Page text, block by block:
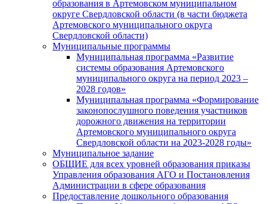
образования в Артемовском муниципальном
округе Свердловской области (в части бюджета
Артемовского муниципального округа
Свердловской области)
Муниципальные программы
Муниципальная программа «Развитие
системы образования Артемовского
муниципального округа на период 2023 –
2028 годов»
Муниципальная программа «Формирование
законопослушного поведения участников
дорожного движения на территории
Артемовского муниципального округа
Свердловской области на 2023-2028 годы»
Муниципальное задание
ОБЩИЕ для всех уровней образования приказы
Управления образования АГО и Постановления
Администрации в сфере образования
Предоставление дошкольного образования